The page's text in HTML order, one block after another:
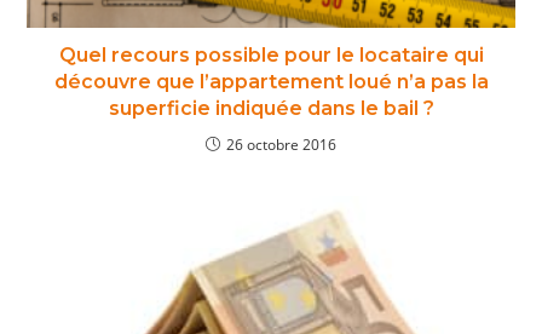
Quel recours possible pour le locataire qui
découvre que l’appartement loué n’a pas la
superficie indiquée dans le bail ?
26 octobre 2016